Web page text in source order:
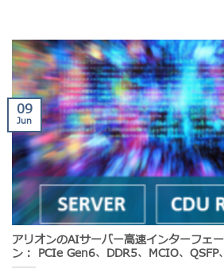
アリオンのAIサーバー高速インターフェ
ン： PCIe Gen6、DDR5、MCIO、QSFP
09
Jun